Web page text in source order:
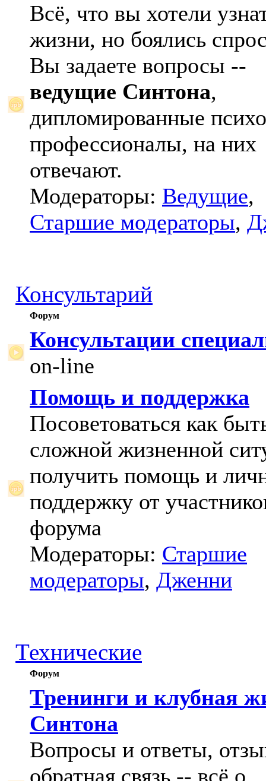
Всё, что вы хотели
жизни, но боялись
Вы задаете вопросы --
ведущие Синтона,
дипломированные
профессионалы, на них
отвечают.
Модераторы: Ведущие,
Старшие модераторы,
Консультарий
Форум
Консультации
on-line
Помощь и поддержка
Посоветоваться как
сложной жизненной
получить помощь и
поддержку от
форума
Модераторы: Старшие
модераторы, Дженни
Технические
Форум
Тренинги и клубная
Синтона
Вопросы и ответы,
обратная связь -- всё о